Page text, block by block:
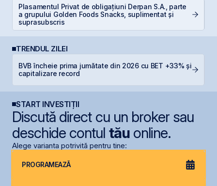
Plasamentul Privat de obligațiuni Derpan S.A., parte
a grupului Golden Foods Snacks, suplimentat și
suprasubscris
TRENDUL ZILEI
BVB încheie prima jumătate din 2026 cu BET +33% și
capitalizare record
START INVESTIȚII
Discută direct cu un broker sau
deschide contul tăuonline.
Alege varianta potrivită pentru tine:
PROGRAMEAZĂ